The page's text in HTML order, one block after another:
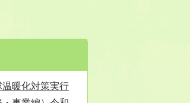
暖化対策実行